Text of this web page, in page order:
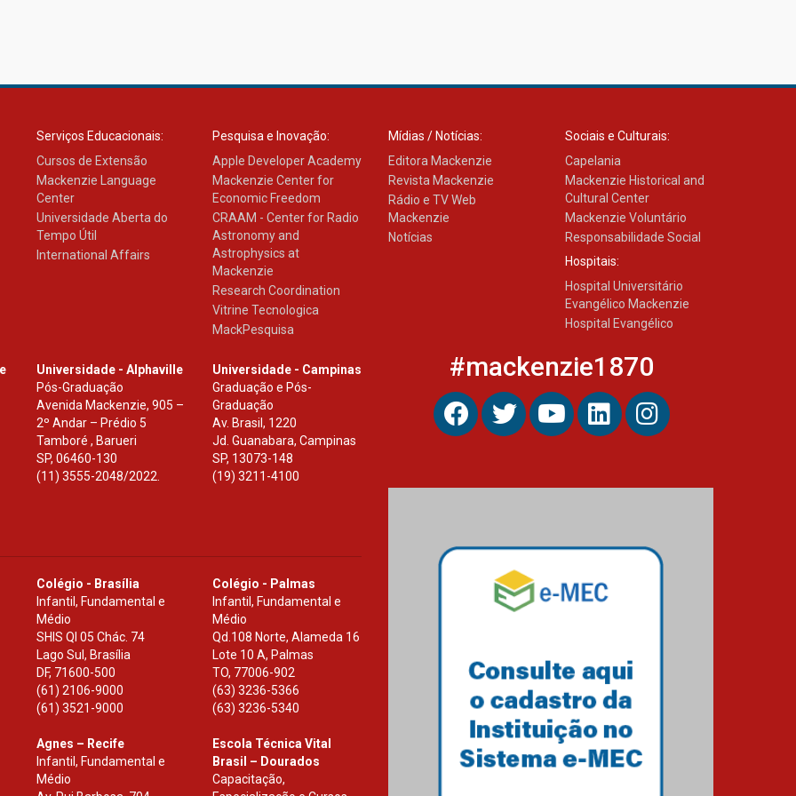
Serviços Educacionais:
Cursos de Extensão
Mackenzie Language
Center
Universidade Aberta do
Tempo Útil
International Affairs
Pesquisa e Inovação:
Apple Developer Academy
Mackenzie Center for
Economic Freedom
CRAAM - Center for Radio
Astronomy and
Astrophysics at
Mackenzie
Research Coordination
Vitrine Tecnologica
MackPesquisa
Mídias / Notícias:
Editora Mackenzie
Revista Mackenzie
Rádio e TV Web
Mackenzie
Notícias
Sociais e Culturais:
Capelania
Mackenzie Historical and
Cultural Center
Mackenzie Voluntário
Responsabilidade Social
Hospitais:
Hospital Universitário
Evangélico Mackenzie
Hospital Evangélico
Universidade - Alphaville
Pós-Graduação
Avenida Mackenzie, 905 –
2º Andar – Prédio 5
Tamboré , Barueri
SP, 06460-130
(11) 3555-2048/2022.
Universidade - Campinas
Graduação e Pós-
Graduação
Av. Brasil, 1220
Jd. Guanabara, Campinas
SP, 13073-148
(19) 3211-4100
Colégio - Brasília
Infantil, Fundamental e
Médio
SHIS Ql 05 Chác. 74
Lago Sul, Brasília
DF, 71600-500
(61) 2106-9000
(61) 3521-9000
Colégio - Palmas
Infantil, Fundamental e
Médio
Qd.108 Norte, Alameda 16
Lote 10 A, Palmas
TO, 77006-902
(63) 3236-5366
(63) 3236-5340
Agnes – Recife
Infantil, Fundamental e
Médio
Escola Técnica Vital
Brasil – Dourados
Capacitação,
#mackenzie1870